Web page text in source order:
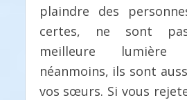
plaindre des
certes, ne sont
meilleure
néanmoins, ils sont
vos sœurs. Si vous